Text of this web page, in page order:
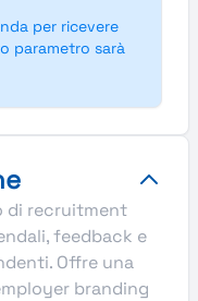
per ricevere
parametro sarà
di recruitment
feedback e
Offre una
branding